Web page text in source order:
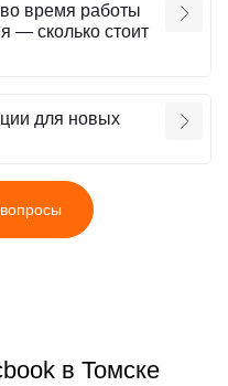
время работы
— сколько стоит
для новых
в Томске